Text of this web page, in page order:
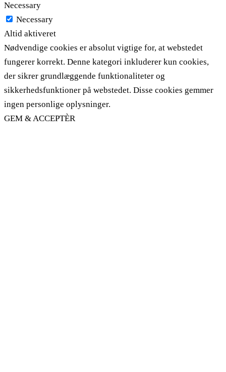
Necessary
Necessary
Altid aktiveret
Nødvendige cookies er absolut vigtige for, at webstedet
fungerer korrekt. Denne kategori inkluderer kun cookies,
der sikrer grundlæggende funktionaliteter og
sikkerhedsfunktioner på webstedet. Disse cookies gemmer
ingen personlige oplysninger.
GEM & ACCEPTÈR